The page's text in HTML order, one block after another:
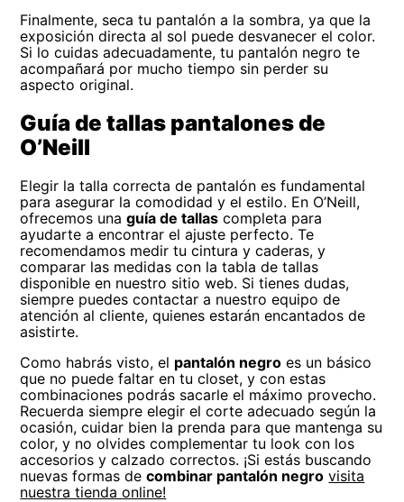
Finalmente, seca tu pantalón a la sombra, ya que la
exposición directa al sol puede desvanecer el color.
Si lo cuidas adecuadamente, tu pantalón negro te
acompañará por mucho tiempo sin perder su
aspecto original.
Guía de tallas pantalones de
O’Neill
Elegir la talla correcta de pantalón es fundamental
para asegurar la comodidad y el estilo. En O’Neill,
ofrecemos unaguía de tallas completa para
ayudarte a encontrar el ajuste perfecto. Te
recomendamos medir tu cintura y caderas, y
comparar las medidas con la tabla de tallas
disponible en nuestro sitio web. Si tienes dudas,
siempre puedes contactar a nuestro equipo de
atención al cliente, quienes estarán encantados de
asistirte.
Como habrás visto, el pantalón negro es un básico
que no puede faltar en tu closet, y con estas
combinaciones podrás sacarle el máximo provecho.
Recuerda siempre elegir el corte adecuado según la
ocasión, cuidar bien la prenda para que mantenga su
color, y no olvides complementar tu look con los
accesorios y calzado correctos. ¡Si estás buscando
nuevas formas decombinar pantalón negro visita
nuestra tienda online!